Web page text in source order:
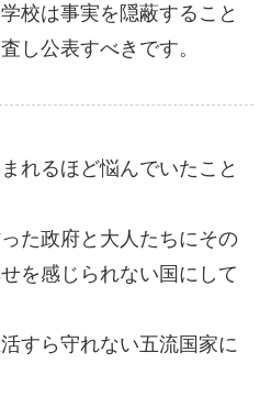
校は事実を隠蔽すること
し公表すべきです。
れるほど悩んでいたこと
た政府と大人たちにその
を感じられない国にして
すら守れない五流国家に